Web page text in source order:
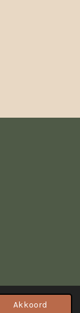
Akkoord